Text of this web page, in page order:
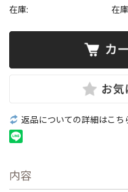
在庫: 在
返品についての詳細はこち
内容